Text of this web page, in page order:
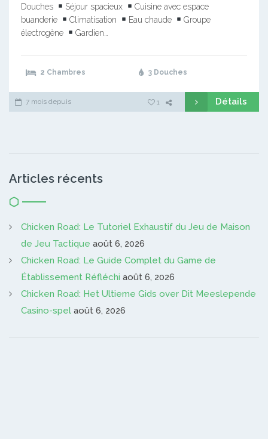
Douches
Séjour spacieux
Cuisine avec espace
buanderie
Climatisation Eau chaude
Groupe
électrogène
Gardien…
2 Chambres 3 Douches
7 mois depuis 1 Détails
Articles récents
Chicken Road: Le Tutoriel Exhaustif du Jeu de Maison
de Jeu Tactique août 6, 2026
Chicken Road: Le Guide Complet du Game de
Établissement Réfléchi août 6, 2026
Chicken Road: Het Ultieme Gids over Dit Meeslepende
Casino-spel août 6, 2026